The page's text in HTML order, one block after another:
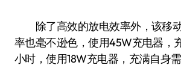
除了高效的放电效率外，该移
率也毫不逊色，使用45W充电器，
小时，使用18W充电器，充满自身需